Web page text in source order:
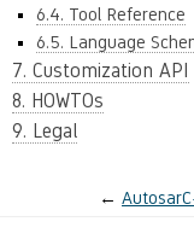
6.4. Tool Reference
6.5. Language
7. Customization API
8. HOWTOs
9. Legal
←